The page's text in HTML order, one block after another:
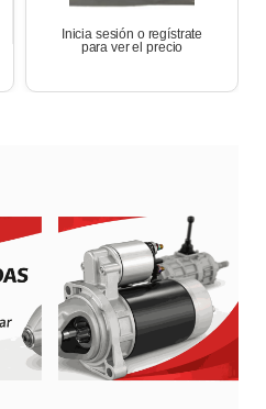
Inicia sesión o regístrate
para ver el precio